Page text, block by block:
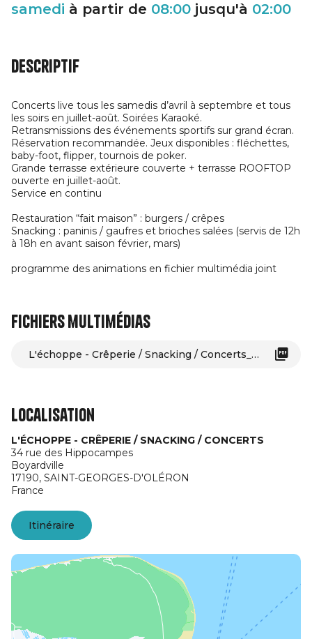
samedi à partir de 08:00 jusqu'à 02:00
Descriptif
Concerts live tous les samedis d’avril à septembre et tous
les soirs en juillet-août. Soirées Karaoké.
Retransmissions des événements sportifs sur grand écran.
Réservation recommandée. Jeux disponibles : fléchettes,
baby-foot, flipper, tournois de poker.
Grande terrasse extérieure couverte + terrasse ROOFTOP
ouverte en juillet-août.
Service en continu
Restauration “fait maison” : burgers / crêpes
Snacking : paninis / gaufres et brioches salées (servis de 12h
à 18h en avant saison février, mars)
programme des animations en fichier multimédia joint
Fichiers multimédias
L'échoppe - Crêperie / Snacking / Concerts_Saint-Georges-d'Oléron
Localisation
L'ÉCHOPPE - CRÊPERIE / SNACKING / CONCERTS
34 rue des Hippocampes
Boyardville
17190, SAINT-GEORGES-D'OLÉRON
France
Itinéraire